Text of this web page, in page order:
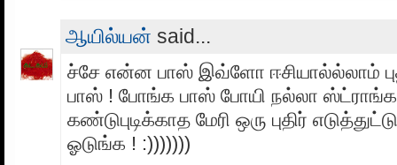
ஆயில்யன் said...
ச்சே என்ன பாஸ் இவ்ளோ ஈசியால்ல்லாம்
பாஸ் ! போங்க பாஸ் போயி நல்லா
கண்டுபுடிக்காத மேரி ஒரு புதிர்
ஓடுங்க ! :)))))))